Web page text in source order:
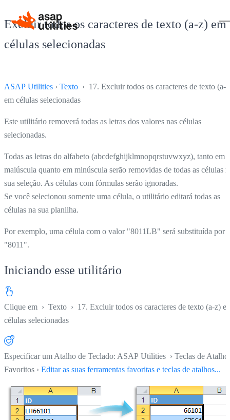
Excluir todos os caracteres de texto (a-z) em
células selecionadas
ASAP Utilities › Texto › 17. Excluir todos os caracteres de texto (a-
em células selecionadas
Este utilitário removerá todas as letras dos valores nas células
selecionadas.
Todas as letras do alfabeto (abcdefghijklmnopqrstuvwxyz), tanto em
maiúscula quanto em minúscula serão removidas de todas as células
sua seleção. As células com fórmulas serão ignoradas.
Se você selecionou somente uma célula, o utilitário editará todas as
células na sua planilha.
Por exemplo, uma célula com o valor "8011LB" será substituída por
"8011".
Iniciando esse utilitário
Clique em › Texto › 17. Excluir todos os caracteres de texto (a-z)
células selecionadas
Especificar um Atalho de Teclado: ASAP Utilities › Teclas de Atalho
Favoritos › Editar as suas ferramentas favoritas e teclas de atalhos...